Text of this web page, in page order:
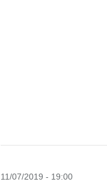
11/07/2019 - 19:00